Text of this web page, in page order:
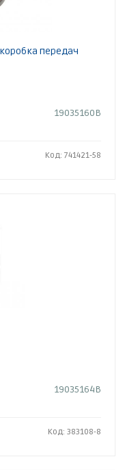
передач
19035160B
Код: 741421-58
19035164B
Код: 383108-8